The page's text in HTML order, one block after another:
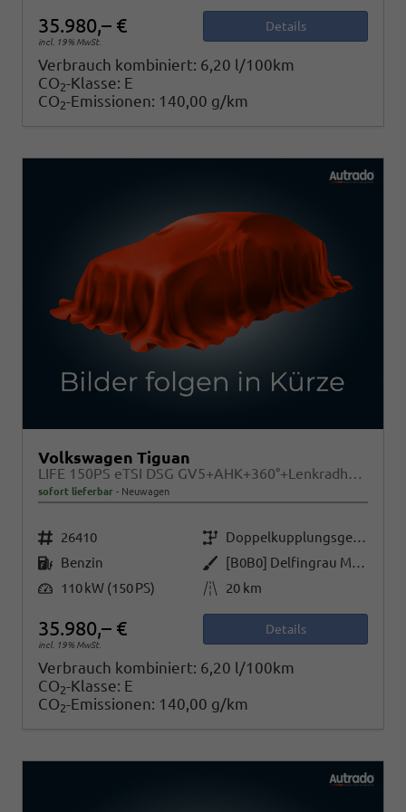
35.980,– €
incl. 19% MwSt.
Details
Verbrauch kombiniert: 6,20 l/100km
CO2-Klasse: E
CO2-Emissionen: 140,00 g/km
Volkswagen Tiguan
LIFE 150PS eTSI DSG GV5+AHK+360°+Lenkradheiz+IQ.Drive+ACC+App+eHeck+LED
sofort lieferbar Neuwagen
Fahrzeugnr. 26410 Getriebe
Doppelkupplungsgetriebe (DSG)
Kraftstoff Benzin Außenfarbe
[B0B0] Delfingrau Metallic
Leistung 110 kW (150 PS) Kilometerstand 20 km
35.980,– €
incl. 19% MwSt.
Details
Verbrauch kombiniert: 6,20 l/100km
CO2-Klasse: E
CO2-Emissionen: 140,00 g/km